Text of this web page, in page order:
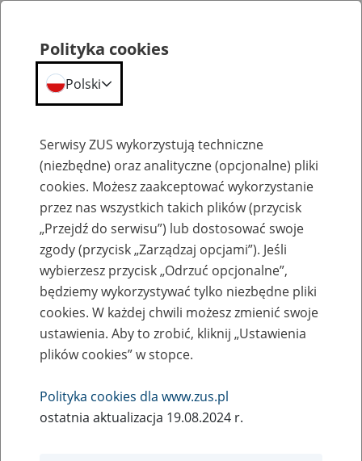
Komunikaty
Ograniczenie w dostępie do portalu PUE
ZUS 27 listopada
27
listopada
2021
Polityka cookies
Polski
Serwisy ZUS wykorzystują techniczne
(niezbędne) oraz analityczne (opcjonalne) pliki
cookies. Możesz zaakceptować wykorzystanie
przez nas wszystkich takich plików (przycisk
„Przejdź do serwisu”) lub dostosować swoje
zgody (przycisk „Zarządzaj opcjami”). Jeśli
wybierzesz przycisk „Odrzuć opcjonalne”,
będziemy wykorzystywać tylko niezbędne pliki
cookies. W każdej chwili możesz zmienić swoje
ustawienia. Aby to zrobić, kliknij „Ustawienia
plików cookies” w stopce.
Polityka cookies dla www.zus.pl
ostatnia aktualizacja 19.08.2024 r.